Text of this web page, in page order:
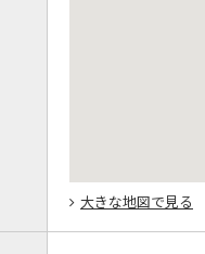
大きな地図で見る